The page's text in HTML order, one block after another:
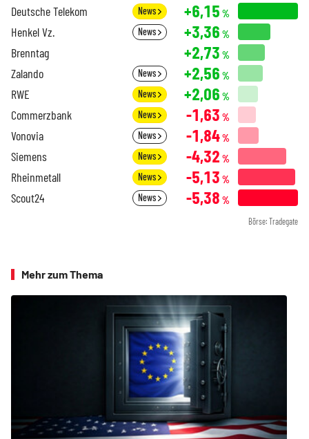
Deutsche Telekom News +6,15 %
Henkel Vz. News +3,36 %
Brenntag +2,73 %
Zalando News +2,56 %
RWE News +2,06 %
Commerzbank News -1,63 %
Vonovia News -1,84%
Siemens News -4,32 %
Rheinmetall News -5,13 %
Scout24 News -5,38 %
Börse: Tradegate
Mehr zum Thema